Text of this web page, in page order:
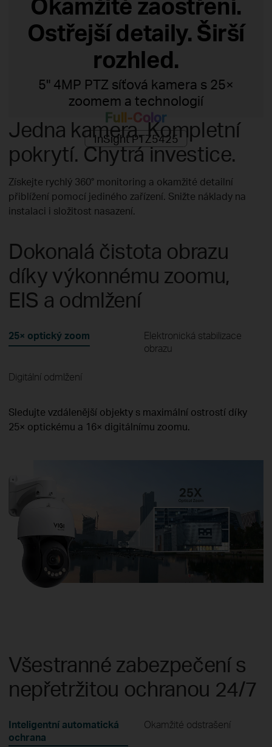
Ostřejší detaily. Širší
rozhled.
5" 4MP PTZ síťová kamera s 25×
zoomem a technologií
Full-Color
InSight PTZ5425
Jedna kamera. Kompletní
pokrytí. Chytrá investice.
Získejte rychlý 360° monitoring a okamžité detailní
přiblížení pomocí jediného zařízení. Snižte náklady na
instalaci i složitost nasazení.
Dokonalá čistota obrazu
díky výkonnému zoomu,
EIS a odmlžení
25× optický zoom
Elektronická stabilizace
obrazu
Digitální odmlžení
Sledujte vzdálenější objekty s maximální ostrostí díky
25× optickému a 16× digitálnímu zoomu.
Všestranné zabezpečení s
nepřetržitou ochranou 24/7
Inteligentní automatická
ochrana
Okamžité odstrašení